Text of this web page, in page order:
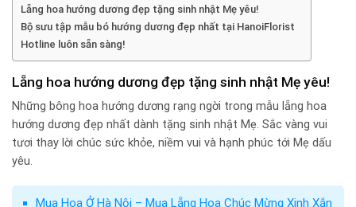
Lẵng hoa hướng dương đẹp tặng sinh nhật Mẹ yêu!
Bộ sưu tập mẫu bó hướng dương đẹp nhất tại HanoiFlorist
Hotline luôn sẵn sàng!
Lẵng hoa hướng dương đẹp tặng sinh nhật Mẹ yêu!
Những bông hoa hướng dương rạng ngời trong mẫu lẵng hoa
hướng dương đẹp nhất dành tặng sinh nhật Mẹ. Sắc vàng vui
tươi thay lời chúc sức khỏe, niềm vui và hạnh phúc tới Mẹ dấu
yêu.
Mua Hoa Ở Hà Nội – Mua Lẵng Hoa Chúc Mừng Xinh Xắn